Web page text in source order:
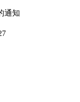
通知